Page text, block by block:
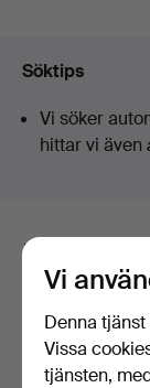
Söktips
Vi söker
hittar vi även
Här är
matchar
Visa alla föremål
Vi
Denna
Vissa
tjänsten,